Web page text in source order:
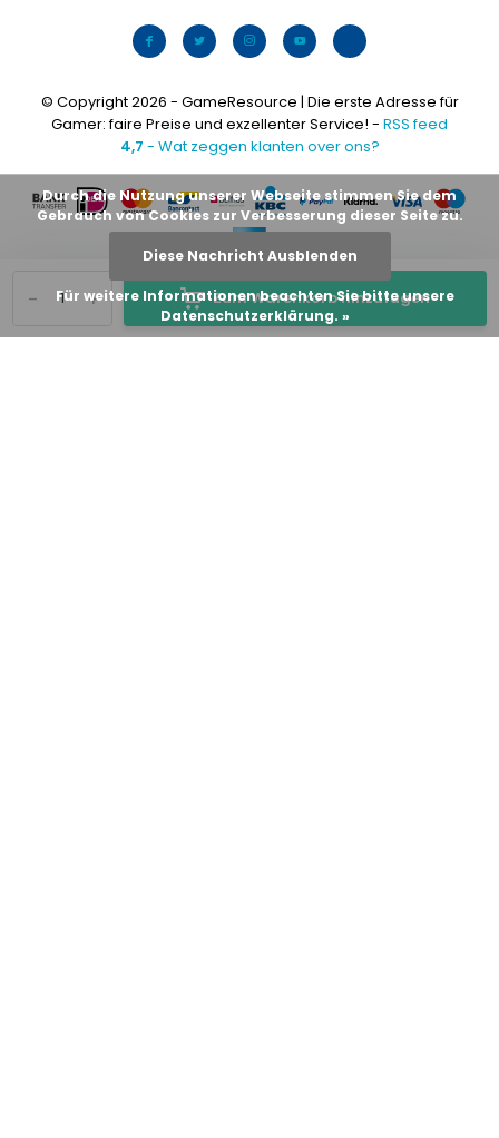
+
- Zum Warenkorb hinzufügen
© Copyright 2026 - GameResource | Die erste Adresse für
Gamer: faire Preise und exzellenter Service! - RSS feed
4,7 - Wat zeggen klanten over ons?
Durch die Nutzung unserer Webseite stimmen Sie dem
Gebrauch von Cookies zur Verbesserung dieser Seite zu.
Diese Nachricht Ausblenden
Für weitere Informationen beachten Sie bitte unsere
Datenschutzerklärung. »